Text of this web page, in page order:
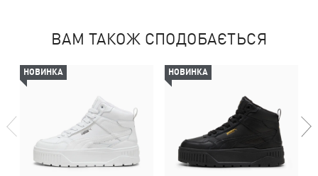
ВАМ ТАКОЖ СПОДОБАЄТЬСЯ
НОВИНКА НОВИНКА